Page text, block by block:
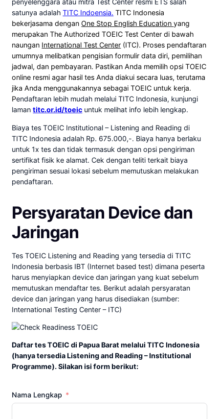
penyelenggara atau mitra Test Center resmi ETS salah
satunya adalahTITC Indoensia. TITC Indonesia
bekerjasama denganOne Stop English Educationyang
merupakan The Authorized TOEIC Test Center di bawah
naungan International Test Center (ITC). Proses pendaftaran
umumnya melibatkan pengisian formulir data diri, pemilihan
jadwal, dan pembayaran. Pastikan Anda memilih opsi TOEIC
online resmi agar hasil tes Anda diakui secara luas, terutama
jika Anda menggunakannya sebagai TOEIC untuk kerja.
Pendaftaran lebih mudah melalui TITC Indonesia, kunjungi
lamantitc.or.id/toeic untuk melihat info lebih lengkap.
Biaya tes TOEIC Institutional – Listening and Reading di
TITC Indonesia adalah Rp. 675.000,-. Biaya hanya berlaku
untuk 1x tes dan tidak termasuk dengan opsi pengiriman
sertifikat fisik ke alamat. Cek dengan teliti terkait biaya
pengiriman sesuai lokasi sebelum memutuskan melakukan
pendaftaran.
Persyaratan Device dan
Jaringan
Tes TOEIC Listening and Reading yang tersedia di TITC
Indonesia berbasis IBT (Internet based test) dimana peserta
harus menyiapkan device dan jaringan yang kuat sebelum
memutuskan mendaftar tes. Berikut adalah persyaratan
device dan jaringan yang harus disediakan (sumber:
International Testing Center – ITC)
Daftar tes TOEIC di Papua Barat melalui TITC Indonesia
(hanya tersedia Listening and Reading – Institutional
Programme). Silakan isi form berikut:
Nama Lengkap